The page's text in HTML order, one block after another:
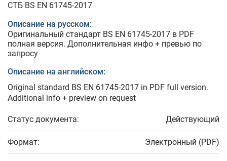
СТБ BS EN 61745-2017
Описание на русском:
Оригинальный стандарт BS EN 61745-2017 в PDF
полная версия. Дополнительная инфо + превью по
запросу
Описание на английском:
Original standard BS EN 61745-2017 in PDF full version.
Additional info + preview on request
Статус документа: Действующий
Формат: Электронный (PDF)